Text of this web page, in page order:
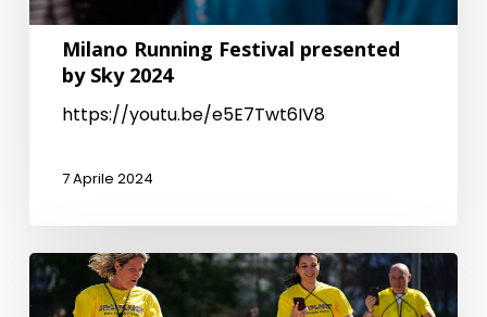
Milano Running Festival presented
by Sky 2024
https://youtu.be/e5E7Twt6IV8
7 Aprile 2024